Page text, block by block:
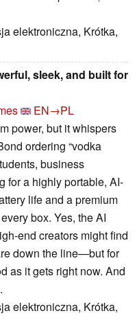
elektroniczna, Krótka,
sleek, and built for
EN→PL
power, but it whispers
ordering “vodka
business
for a highly portable, AI-
life and a premium
box. Yes, the AI
end creators might find
down the line—but for
as it gets right now. And
elektroniczna, Krótka,